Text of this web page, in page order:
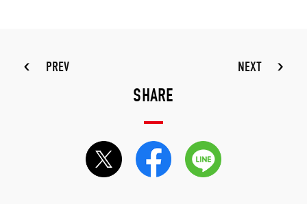
PREV NEXT
SHARE